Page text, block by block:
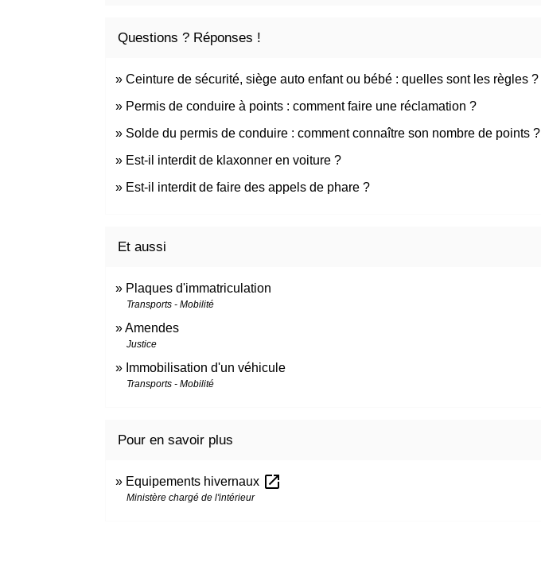
Questions ? Réponses !
Ceinture de sécurité, siège auto enfant ou bébé : quelles sont les règles ?
Permis de conduire à points : comment faire une réclamation ?
Solde du permis de conduire : comment connaître son nombre de points ?
Est-il interdit de klaxonner en voiture ?
Est-il interdit de faire des appels de phare ?
Et aussi
Plaques d'immatriculation
Transports - Mobilité
Amendes
Justice
Immobilisation d'un véhicule
Transports - Mobilité
Pour en savoir plus
Equipements hivernaux open_in_new
Ministère chargé de l'intérieur